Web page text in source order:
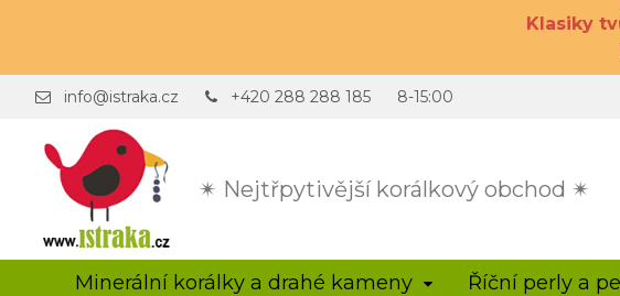
Klasiky
✴ Nejtřpytivější korálkový obchod ✴
info@istraka.cz +420 288 288 185 8-15:00
Minerální korálky a drahé kameny Říční perly a